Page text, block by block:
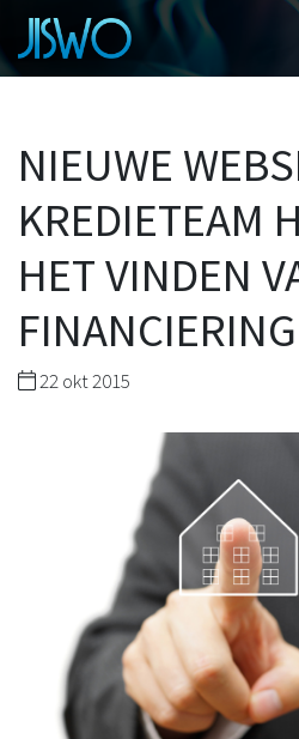
NIEUWE
KREDIETEAM
HET VINDEN
FINANCIERING
22 okt 2015